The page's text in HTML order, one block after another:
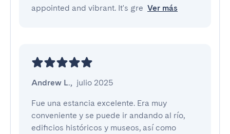
appointed and vibrant. It's gre Ver más
Andrew L., julio 2025
Fue una estancia excelente. Era muy
conveniente y se puede ir andando al río,
edificios históricos y museos, así como